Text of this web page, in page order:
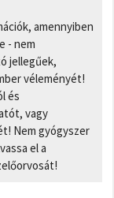
amennyiben
- nem
jellegűek,
véleményét!
és
vagy
Nem gyógyszer
el a